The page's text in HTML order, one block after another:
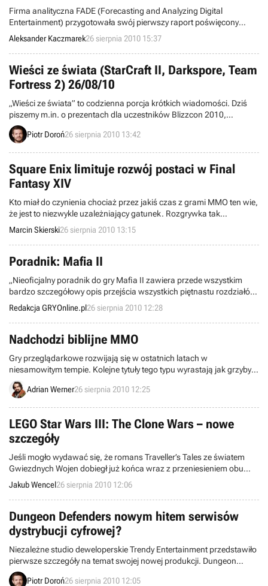
Firma analityczna FADE (Forecasting and Analyzing Digital
Entertainment) przygotowała swój pierwszy raport poświęcony
sprzedaży gier poprzez PlayStation Network. Platforma ta nie cieszy
się jeszcze tak dużą popularnością jak konkurencyjna Xbox Live
Arcade, ale daje niezłe perspektywy zarobku twórcom takich
produkcji jak DeathSpank czy Joe Danger.
Aleksander Kaczmarek26 sierpnia 2010 15:37
Wieści ze świata (StarCraft II, Darkspore, Team
Fortress 2) 26/08/10
„Wieści ze świata” to codzienna porcja krótkich wiadomości. Dziś
piszemy m.in. o prezentach dla uczestników Blizzcon 2010,
specjalnym serwisie dla fanów Darkspore, końcu The Chronicles of
Spellborn, a także nowej grze PopCap Games. Zapraszamy do
Piotr Doroń26 sierpnia 2010 13:42
Square Enix limituje rozwój postaci w Final
Fantasy XIV
Kto miał do czynienia chociaż przez jakiś czas z grami MMO ten wie,
że jest to niezwykle uzależniający gatunek. Rozgrywka tak
naprawdę się nie kończy, wobec czego wiele osób potrafi spędzać
przed taką pozycją po kilkadziesiąt godzin tygodniowo. Firma
Square Enix chce temu zapobiec zapowiadając kontrowersyjny
system w Final Fantasy XIV.
Marcin Skierski26 sierpnia 2010 13:15
Poradnik: Mafia II
„Nieoficjalny poradnik do gry Mafia II zawiera przede wszystkim
bardzo szczegółowy opis przejścia wszystkich piętnastu rozdziałów,
składających się na kampanię dla pojedynczego gracza.” -
„Stranger”
Redakcja GRYOnline.pl26 sierpnia 2010 12:28
Nadchodzi biblijne MMO
Gry przeglądarkowe rozwijają się w ostatnich latach w
niesamowitym tempie. Kolejne tytuły tego typu wyrastają jak grzyby
po deszczu, biorąc na tapetę różnorodne tematy. Zapowiedziana
właśnie produkcja firmy FIAA GmbH z pewnością jednak zalicza się
Adrian Werner26 sierpnia 2010 12:25
LEGO Star Wars III: The Clone Wars – nowe
szczegóły
Jeśli mogło wydawać się, że romans Traveller’s Tales ze światem
Gwiezdnych Wojen dobiegł już końca wraz z przeniesieniem obu
trylogii na ekrany komputerów w wersji klockowej, nie można było
być bardziej w błędzie. W lutym informowaliśmy, że powstaje trzecia
część serii, tym razem traktująca o wydarzeniach zwanych Wojnami
Klonów.
Jakub Wencel26 sierpnia 2010 12:06
Dungeon Defenders nowym hitem serwisów
dystrybucji cyfrowej?
Niezależne studio deweloperskie Trendy Entertainment przedstawiło
pierwsze szczegóły na temat swojej nowej produkcji. Dungeon
Defenders – bo tak brzmi jej tytuł – zostanie utrzymane w konwencji
fantasy i będzie łączyć w sobie elementy gry akcji, cRPG, a także
Piotr Doroń26 sierpnia 2010 12:05